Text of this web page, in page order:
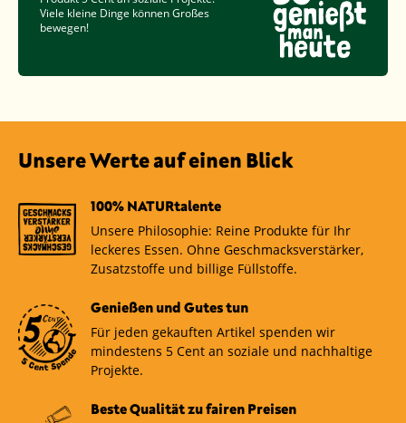
Viele kleine Dinge können Großes
bewegen!
Unsere Werte auf einen Blick
100% NATURtalente
Unsere Philosophie: Reine Produkte für Ihr
leckeres Essen. Ohne Geschmacksverstärker,
Zusatzstoffe und billige Füllstoffe.
Genießen und Gutes tun
Für jeden gekauften Artikel spenden wir
mindestens 5 Cent an soziale und nachhaltige
Projekte.
Beste Qualität zu fairen Preisen